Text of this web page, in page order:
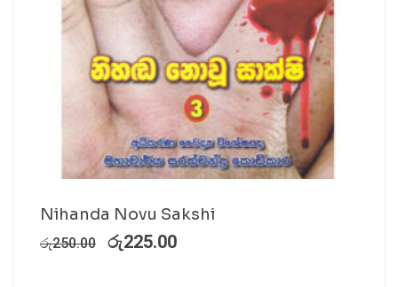
Nihanda Novu Sakshi
රු250.00 රු225.00